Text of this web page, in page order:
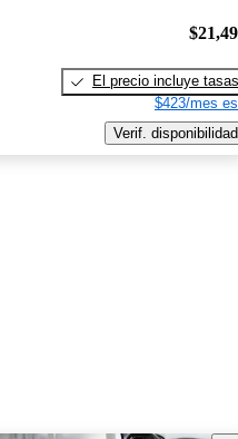
El precio incluye tasas
$423/mes
Verif. disponibilidad